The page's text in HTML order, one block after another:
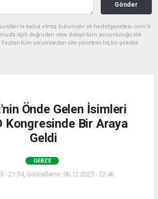
Gönder
kabul etmiş bulunuyor ve hedefgazetesi.com.tr
ilgili doğrudan veya dolaylı tüm sorumluluğu tek
Yazılan tüm yorumlardan site yönetimi hiçbir şekilde
Önde Gelen İsimleri
Kongresinde Bir Araya
Geldi
GEBZE
- 21:34, Güncelleme: 06.12.2025 - 22:46